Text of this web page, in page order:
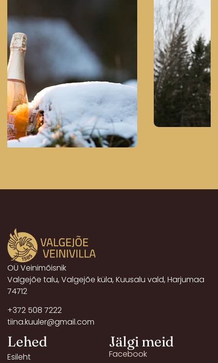
OÜ Veinimõisnik
Valgejõe talu, Valgejõe küla, Kuusalu vald, Harjumaa
74712
+372 508 7222
tiina.kuuler@gmail.com
Lehed
Esileht
Jälgi meid
Facebook